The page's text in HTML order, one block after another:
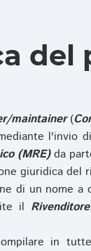
del
maintainer(
l'invio
(MRE)da
giuridica del
di un nome
il Rivenditore
in